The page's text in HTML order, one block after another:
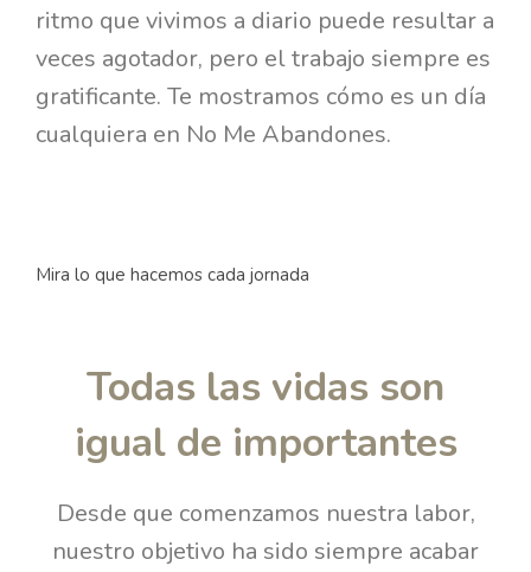
ritmo que vivimos a diario puede resultar a
veces agotador, pero el trabajo siempre es
gratificante. Te mostramos cómo es un día
cualquiera en No Me Abandones.
Mira lo que hacemos cada jornada
Todas las vidas son
igual de importantes
Desde que comenzamos nuestra labor,
nuestro objetivo ha sido siempre acabar